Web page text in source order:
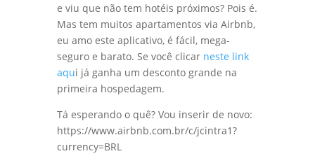
e viu que não tem hotéis próximos? Pois é.
Mas tem muitos apartamentos via Airbnb,
eu amo este aplicativo, é fácil, mega-
seguro e barato. Se você clicar neste link
aqui já ganha um desconto grande na
primeira hospedagem.
Tá esperando o quê? Vou inserir de novo:
https://www.airbnb.com.br/c/jcintra1?
currency=BRL